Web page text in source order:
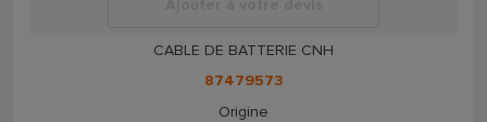
CABLE DE BATTERIE CNH
87479573
Origine